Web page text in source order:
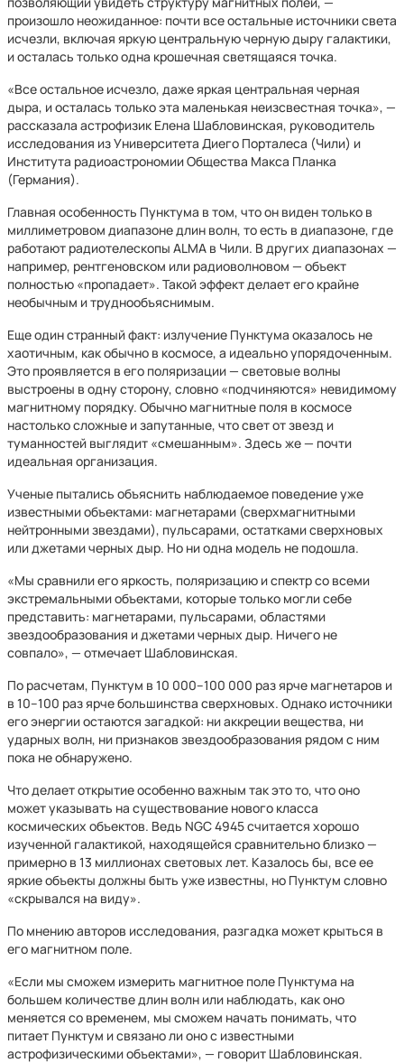
произошло неожиданное: почти все остальные источники света
исчезли, включая яркую центральную черную дыру галактики,
и осталась только одна крошечная светящаяся точка.
«Все остальное исчезло, даже яркая центральная черная
дыра, и осталась только эта маленькая неизсвестная точка», —
рассказала астрофизик Елена Шабловинская, руководитель
исследования из Университета Диего Порталеса (Чили) и
Института радиоастрономии Общества Макса Планка
(Германия).
Главная особенность Пунктума в том, что он виден только в
миллиметровом диапазоне длин волн, то есть в диапазоне, где
работают радиотелескопы ALMA в Чили. В других диапазонах —
например, рентгеновском или радиоволновом — объект
полностью «пропадает». Такой эффект делает его крайне
необычным и труднообъяснимым.
Еще один странный факт: излучение Пунктума оказалось не
хаотичным, как обычно в космосе, а идеально упорядоченным.
Это проявляется в его поляризации — световые волны
выстроены в одну сторону, словно «подчиняются» невидимому
магнитному порядку. Обычно магнитные поля в космосе
настолько сложные и запутанные, что свет от звезд и
туманностей выглядит «смешанным». Здесь же — почти
идеальная организация.
Ученые пытались объяснить наблюдаемое поведение уже
известными объектами: магнетарами (сверхмагнитными
нейтронными звездами), пульсарами, остатками сверхновых
или джетами черных дыр. Но ни одна модель не подошла.
«Мы сравнили его яркость, поляризацию и спектр со всеми
экстремальными объектами, которые только могли себе
представить: магнетарами, пульсарами, областями
звездообразования и джетами черных дыр. Ничего не
совпало», — отмечает Шабловинская.
По расчетам, Пунктум в 10 000–100 000 раз ярче магнетаров и
в 10–100 раз ярче большинства сверхновых. Однако источники
его энергии остаются загадкой: ни аккреции вещества, ни
ударных волн, ни признаков звездообразования рядом с ним
пока не обнаружено.
Что делает открытие особенно важным так это то, что оно
может указывать на существование нового класса
космических объектов. Ведь NGC 4945 считается хорошо
изученной галактикой, находящейся сравнительно близко —
примерно в 13 миллионах световых лет. Казалось бы, все ее
яркие объекты должны быть уже известны, но Пунктум словно
«скрывался на виду».
По мнению авторов исследования, разгадка может крыться в
его магнитном поле.
«Если мы сможем измерить магнитное поле Пунктума на
большем количестве длин волн или наблюдать, как оно
меняется со временем, мы сможем начать понимать, что
питает Пунктум и связано ли оно с известными
астрофизическими объектами», — говорит Шабловинская.